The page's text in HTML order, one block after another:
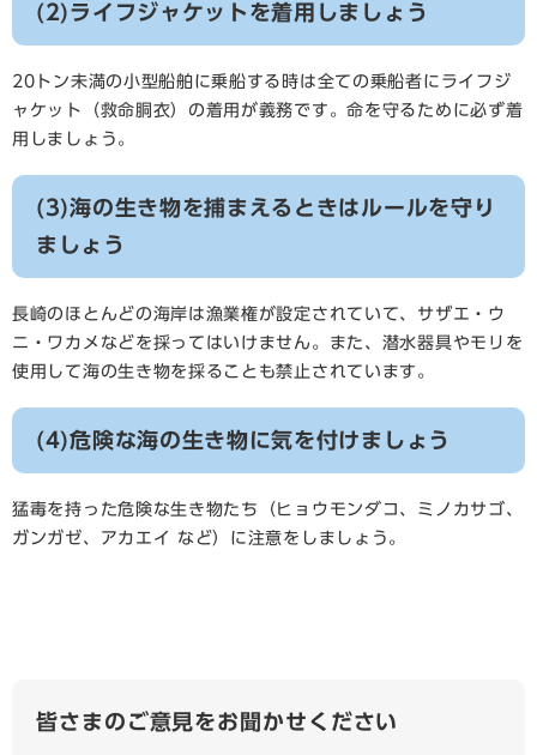
(2)ライフジャケットを着用しましょう
20トン未満の小型船舶に乗船する時は全ての乗船者にライフジ
ャケット（救命胴衣）の着用が義務です。命を守るために必ず着
用しましょう。 ​
(3)海の生き物を捕まえるときはルールを守り
ましょう
長崎のほとんどの海岸は漁業権が設定されていて、サザエ・ウ
ニ・ワカメなどを採ってはいけません。また、潜水器具やモリを
使用して海の生き物を採ることも禁止されています。
(4)危険な海の生き物に気を付けましょう
猛毒を持った危険な生き物たち（ヒョウモンダコ、ミノカサゴ、
ガンガゼ、アカエイ など）に注意をしましょう。
皆さまのご意見をお聞かせください